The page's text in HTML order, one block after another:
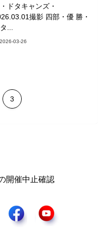
ドタキャンズ・
撮影 四部・優 勝・
...
2026-03-26
3
開催中止確認